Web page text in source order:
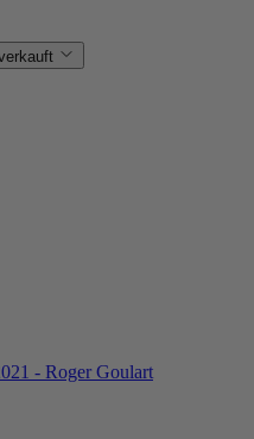
- Roger Goulart